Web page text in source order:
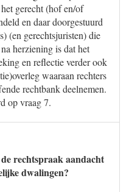
gerecht (hof en/of
en daar doorgestuurd
(en gerechtsjuristen) die
herziening is dat het
en reflectie verder ook
waaraan rechters
rechtbank deelnemen.
op vraag 7.
rechtspraak aandacht
dwalingen?